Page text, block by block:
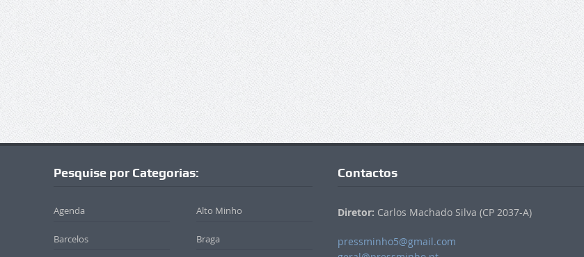
Pesquise por Categorias:
Agenda Alto Minho
Barcelos Braga
Contactos
Diretor: Carlos Machado Silva (CP 2037-A)
pressminho5@gmail.com